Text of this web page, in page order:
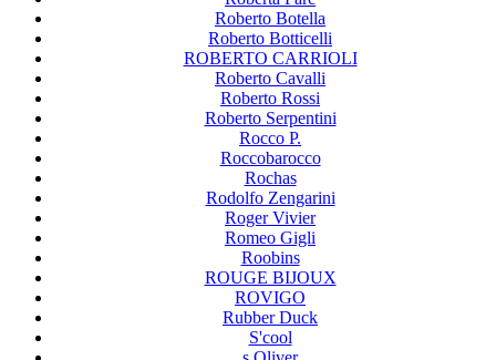
Roberto Botella
Roberto Botticelli
ROBERTO CARRIOLI
Roberto Cavalli
Roberto Rossi
Roberto Serpentini
Rocco P.
Roccobarocco
Rochas
Rodolfo Zengarini
Roger Vivier
Romeo Gigli
Roobins
ROUGE BIJOUX
ROVIGO
Rubber Duck
S'cool